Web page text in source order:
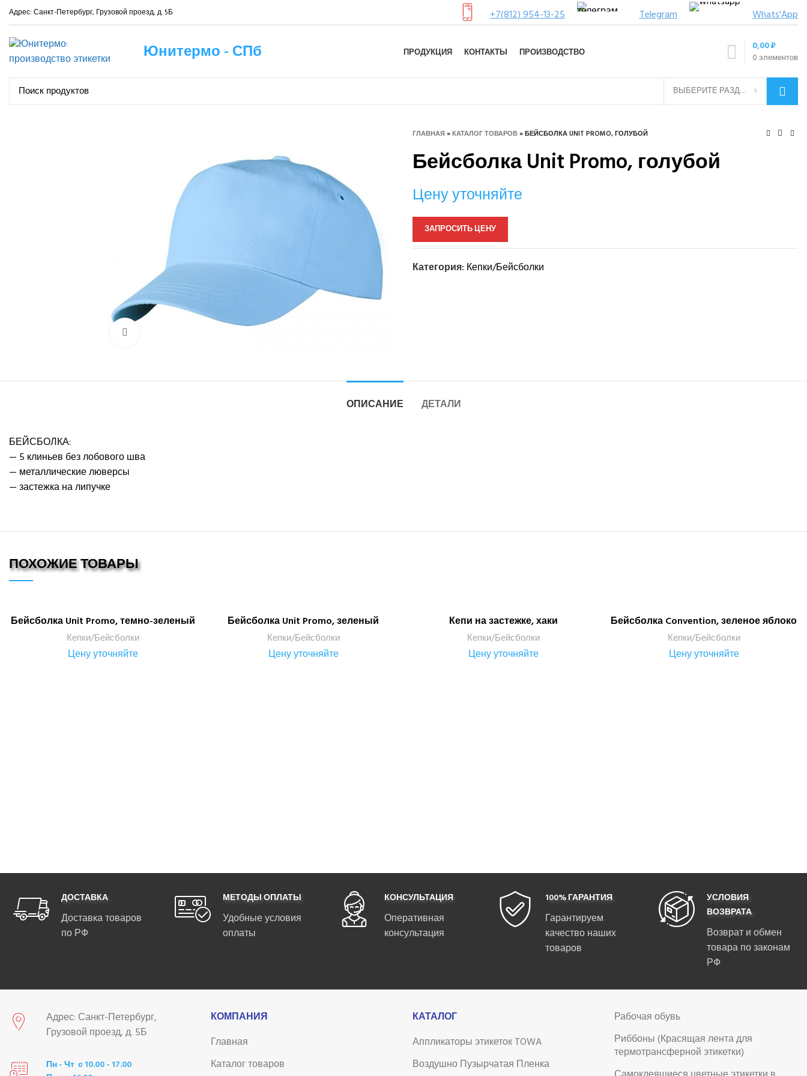
Адрес: Санкт-Петербург, Грузовой проезд, д. 5Б +7(812) 954-13-25 Telegram Whats'App
Юнитермо - СПб ПРОДУКЦИЯ КОНТАКТЫ ПРОИЗВОДСТВО 0элементов
0,00₽
ВЫБЕРИТЕ РАЗДЕЛ
ГЛАВНАЯ»КАТАЛОГ ТОВАРОВ»БЕЙСБОЛКА UNIT PROMO, ГОЛУБОЙ
Бейсболка Unit Promo, голубой
Цену уточняйте
ЗАПРОСИТЬ ЦЕНУ
Категория: Кепки/Бейсболки
ОПИСАНИЕ ДЕТАЛИ
БЕЙСБОЛКА:
— 5 клиньев без лобового шва
— металлические люверсы
— застежка на липучке
ПОХОЖИЕ ТОВАРЫ
ПОДРОБНЕЕ
Бейсболка Unit Promo, темно-зеленый
Кепки/Бейсболки
Цену уточняйте
ПОДРОБНЕЕ
Бейсболка Unit Promo, зеленый
Кепки/Бейсболки
Цену уточняйте
ПОДРОБНЕЕ
Кепи на застежке, хаки
Кепки/Бейсболки
Цену уточняйте
ПОДРОБНЕЕ
Бейсболка Convention, зеленое яблоко
Кепки/Бейсболки
Цену уточняйте
ДОСТАВКА
Доставка товаров
по РФ
МЕТОДЫ ОПЛАТЫ
Удобные условия
оплаты
КОНСУЛЬТАЦИЯ
Оперативная
консультация
100% ГАРАНТИЯ
Гарантируем
качество наших
товаров
УСЛОВИЯ
ВОЗВРАТА
Возврат и обмен
товара по законам
РФ
Адрес: Санкт-Петербург,
Грузовой проезд, д. 5Б
Пн - Чт с 10.00 - 17.00
КОМПАНИЯ
Главная
Каталог товаров
КАТАЛОГ
Аппликаторы этикеток TOWA
Воздушно Пузырчатая Пленка
Рабочая обувь
Риббоны (Красящая лента для
термотрансферной этикетки)